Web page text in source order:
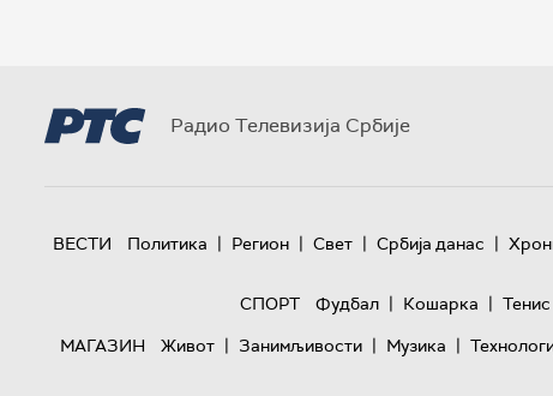
Радио Телевизија Србије
ВЕСТИ Политика | Регион | Свет | Србија данас |
СПОРТ
Фудбал | Кошарка | Тенис
МАГАЗИН
Живот | Занимљивости | Музика |